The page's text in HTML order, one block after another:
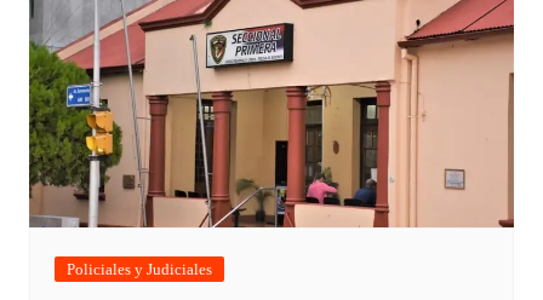
Policiales y Judiciales